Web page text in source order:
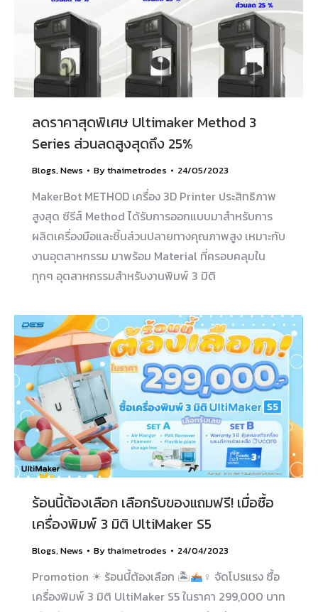
ลดราคาสุดพิเศษ Ultimaker Method 3
Series ส่วนลดสูงสุดถึง 25%
Blogs, News Bythaimetrodes 24/05/2023
MakerBot METHOD เครื่อง 3D Printer ประสิทธิภาพ
สูงสุด ซีรีส์ Method ได้รับการออกแบบมาสำหรับการ
ผลิตเครื่องมือและชิ้นส่วนปลายทางคุณภาพสูง เหมาะกับ
งานอุตสาหกรรม มาพร้อม Material ที่ครอบคลุมใน
ทุกๆ อุตสาหกรรมสำหรับงานพิมพ์ 3 มิติ
ร้อนนี้ต้องเลือก เลือกรับของแถมฟรี! เมื่อซื้อ
เครื่องพิมพ์ 3 มิติ UltiMaker S5
Blogs, News Bythaimetrodes 24/04/2023
Promotion ☀ ร้อนนี้ต้องเลือก 🏝
‍♀ จัดโปรแรง ซื้อ
เครื่องพิมพ์ 3 มิติ UltiMaker S5 ในราคา 299,000 บาท